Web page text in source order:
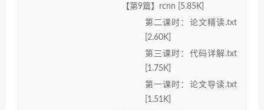
【第9篇】rcnn [5.85K]
第二课时：论文精读.txt
[2.60K]
第三课时：代码详解.txt
[1.75K]
第一课时：论文导读.txt
[1.51K]